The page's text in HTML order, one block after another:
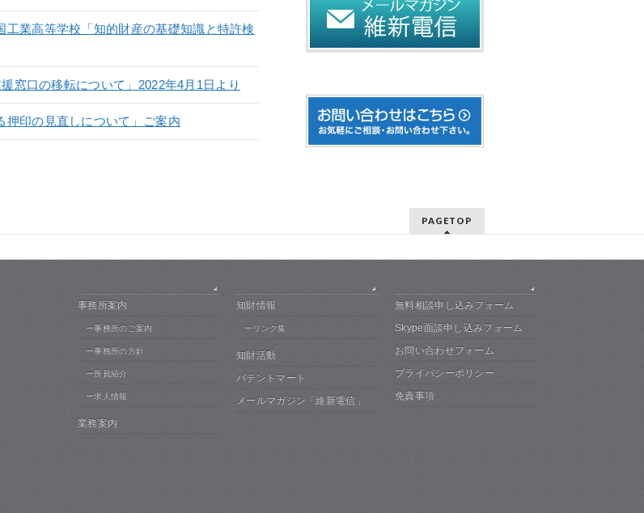
工業高等学校「知的財産の基礎知識と特許検
窓口の移転について」2022年4月1日より
押印の見直しについて」ご案内
PAGETOP
事務所案内
ー事務所のご案内
ー事務所の方針
ー所員紹介
ー求人情報
業務案内
知財情報
ーリンク集
知財活動
パテントマート
メールマガジン「維新電信」
無料相談申し込みフォーム
Skype面談申し込みフォーム
お問い合わせフォーム
プライバシーポリシー
免責事項